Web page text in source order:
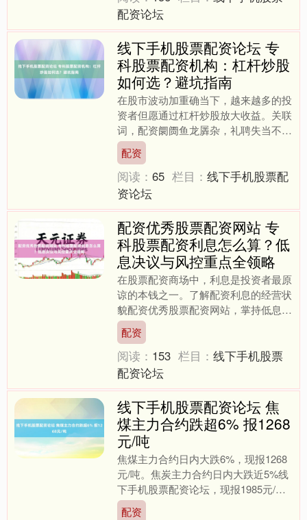
配资论坛
线下手机股票配资论坛 专
科股票配资机构：杠杆炒股
如何选？避坑指南
在股市波动加重确当下，越来越多的投
资者但愿通过杠杆炒股放大收益。关联
词，配资阛阓鱼龙羼杂，礼聘失当不仅
无法杀青盈利，反而可能堕入资金安全
风险。本文将从专科角度，....
配资
阅读：65 栏目：线下手机股票配
资论坛
配资优秀股票配资网站 专
科股票配资利息怎么算？低
息决议与风控重点全领略
在股票配资商场中，利息是投资者最原
谅的本钱之一。了解配资利息的经营状
貌配资优秀股票配资网站，掌持低息决
议的获取手段，同期意思风控重点，是
保险资金安全、进步投资成....
配资
阅读： 153 栏目：线下手机股票
配资论坛
线下手机股票配资论坛 焦
煤主力合约跌超6% 报1268
元/吨
焦煤主力合约日内大跌6%，现报1268
元/吨。焦炭主力合约日内大跌近5%线
下手机股票配资论坛，现报1985元/
吨。....
配资